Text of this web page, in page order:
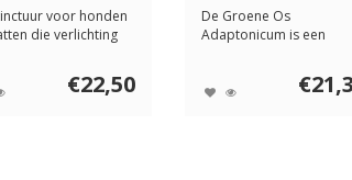
voor honden
die verlichting
€22,50
De Groene Os
Adaptonicum is een